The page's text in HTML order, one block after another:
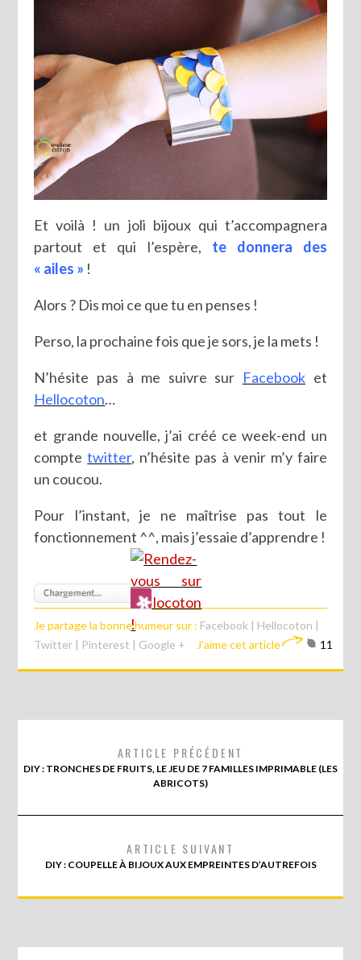
Et voilà ! un joli bijoux qui t’accompagnera
partout et qui l’espère, te donnera des
« ailes » !
Alors ? Dis moi ce que tu en penses !
Perso, la prochaine fois que je sors, je la mets !
N’hésite pas à me suivre sur Facebook et
Hellocoton…
et grande nouvelle, j’ai créé ce week-end un
comptetwitter, n’hésite pas à venir m’y faire
un coucou.
Pour l’instant, je ne maîtrise pas tout le
fonctionnement ^^, mais j’essaie d’apprendre !
Je partage la bonne humeur sur : Facebook | Hellocoton |
Twitter | Pinterest | Google + J'aime cet article 11
ARTICLE PRÉCÉDENT
DIY : TRONCHES DE FRUITS, LE JEU DE 7 FAMILLES IMPRIMABLE (LES
ABRICOTS)
ARTICLE SUIVANT
DIY : COUPELLE À BIJOUX AUX EMPREINTES D’AUTREFOIS